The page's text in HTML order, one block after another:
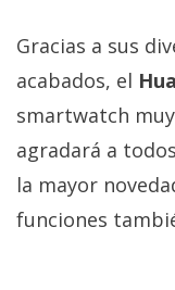
Gracias a sus
acabados, el
smartwatch
agradará a
la mayor
funciones